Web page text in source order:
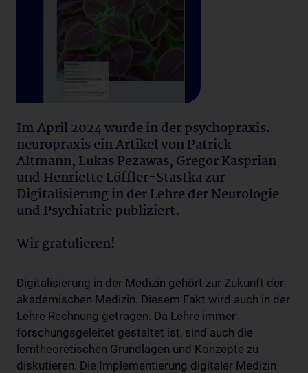
Im April 2024 wurde in der psychopraxis.
neuropraxis ein Artikel von Patrick
Altmann, Lukas Pezawas, Gregor Kasprian
und Henriette Löffler-Stastka zur
Digitalisierung in der Lehre der Neurologie
und Psychiatrie publiziert.
Wir gratulieren!
Digitalisierung in der Medizin gehört zur Zukunft der
akademischen Medizin. Diesem Fakt wird auch in der
Lehre Rechnung getragen. Da Lehre immer
forschungsgeleitet gestaltet ist, sind auch die
lerntheoretischen Grundlagen und Konzepte zu
diskutieren. Die Implementierung digitaler Medizin